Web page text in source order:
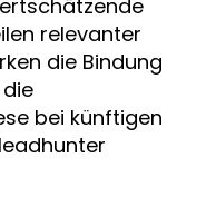
relevanter
die Bindung
bei künftigen